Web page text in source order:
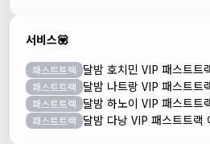
서비스💟
패스트트랙
패스트트랙
패스트트랙
패스트트랙